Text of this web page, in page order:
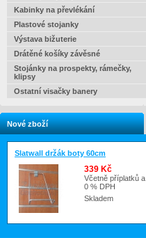
Kabinky na převlékání
Plastové stojanky
Výstava bižuterie
Drátěné košíky závěsné
Stojánky na prospekty, rámečky,
klipsy
Ostatní visačky banery
Nové zboží
Slatwall držák boty 60cm
339 Kč
Včetně příplatků a
0 % DPH
Skladem